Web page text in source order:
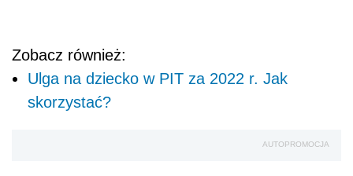
Zobacz również:
Ulga na dziecko w PIT za 2022 r. Jak
skorzystać?
AUTOPROMOCJA